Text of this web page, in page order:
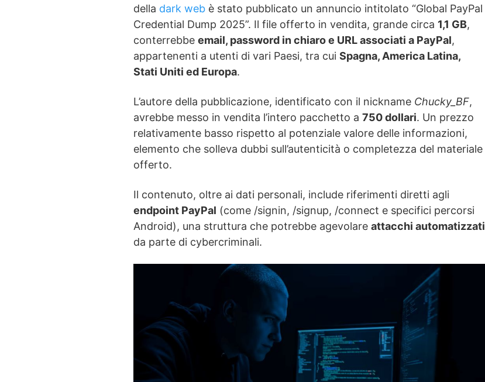
della dark web è stato pubblicato un annuncio intitolato “Global PayPal
Credential Dump 2025”. Il file offerto in vendita, grande circa 1,1 GB,
conterrebbe email, password in chiaro e URL associati a PayPal,
appartenenti a utenti di vari Paesi, tra cui Spagna, America Latina,
Stati Uniti ed Europa.
L’autore della pubblicazione, identificato con il nickname Chucky_BF,
avrebbe messo in vendita l’intero pacchetto a 750 dollari. Un prezzo
relativamente basso rispetto al potenziale valore delle informazioni,
elemento che solleva dubbi sull’autenticità o completezza del materiale
offerto.
Il contenuto, oltre ai dati personali, include riferimenti diretti agli
endpoint PayPal (come /signin, /signup, /connect e specifici percorsi
Android), una struttura che potrebbe agevolare attacchi automatizzati
da parte di cybercriminali.